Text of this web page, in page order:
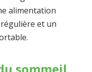
alimentation
et un